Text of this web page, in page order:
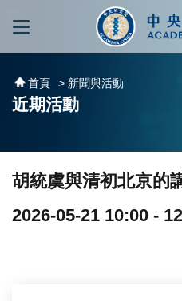
跳到主要內容區塊
首頁 > 新聞與活動
近期活動
胡統虞與清初北京的
2026-05-21 10:00 -